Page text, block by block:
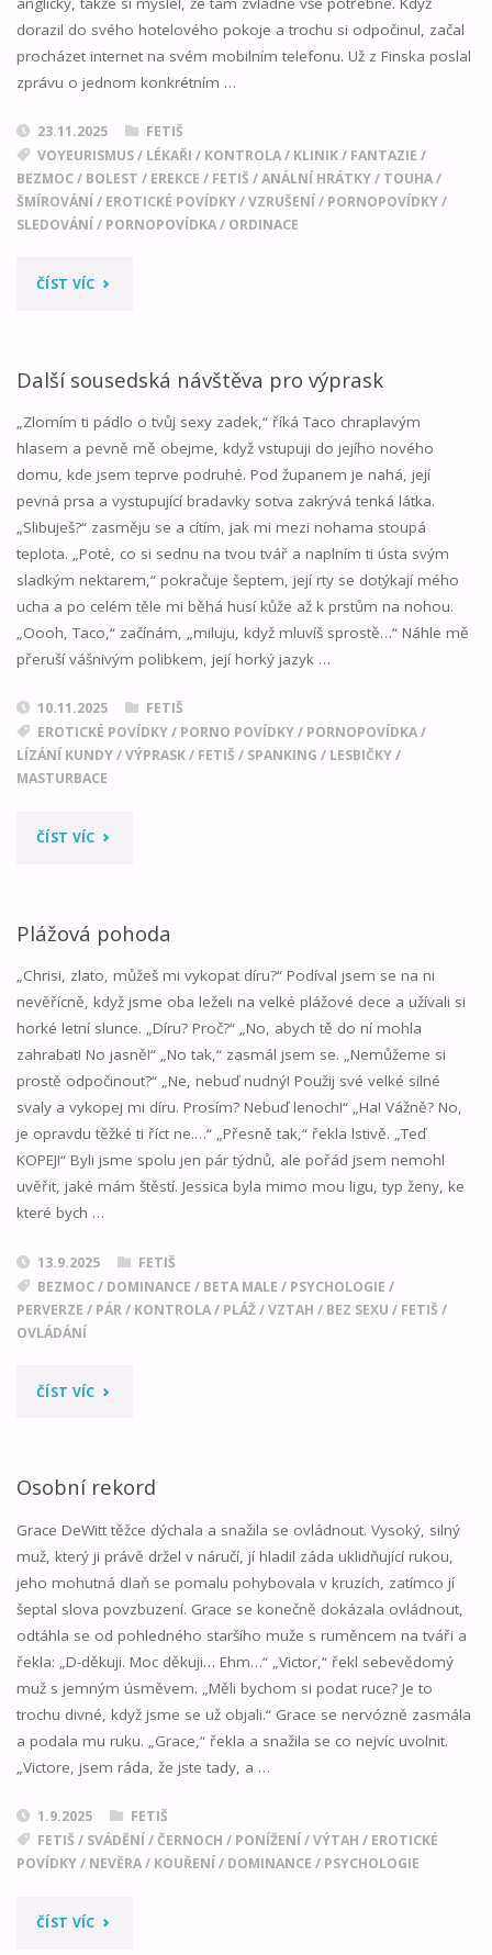
dorazil do svého hotelového pokoje a trochu si odpočinul, začal
procházet internet na svém mobilním telefonu. Už z Finska poslal
zprávu o jednom konkrétním …
23.11.2025
FETIŠ
VOYEURISMUS/ LÉKAŘI / KONTROLA/ KLINIK/ FANTAZIE /
BEZMOC/ BOLEST / EREKCE / FETIŠ /ANÁLNÍ HRÁTKY/ TOUHA/
ŠMÍROVÁNÍ / EROTICKÉ POVÍDKY/VZRUŠENÍ / PORNOPOVÍDKY/
SLEDOVÁNÍ / PORNOPOVÍDKA/ ORDINACE
ČÍST VÍC"BORDEL
Další sousedská návštěva pro výprask
„Zlomím ti pádlo o tvůj sexy zadek,“ říká Taco chraplavým
hlasem a pevně mě obejme, když vstupuji do jejího nového
domu, kde jsem teprve podruhé. Pod županem je nahá, její
pevná prsa a vystupující bradavky sotva zakrývá tenká látka.
„Slibuješ?“ zasměju se a cítím, jak mi mezi nohama stoupá
teplota. „Poté, co si sednu na tvou tvář a naplním ti ústa svým
sladkým nektarem,“ pokračuje šeptem, její rty se dotýkají mého
ucha a po celém těle mi běhá husí kůže až k prstům na nohou.
„Oooh, Taco,“ začínám, „miluju, když mluvíš sprostě…“ Náhle mě
přeruší vášnivým polibkem, její horký jazyk …
10.11.2025
FETIŠ
EROTICKÉ POVÍDKY/ PORNO POVÍDKY/ PORNOPOVÍDKA/
LÍZÁNÍ KUNDY/VÝPRASK/ FETIŠ / SPANKING / LESBIČKY/
MASTURBACE
ČÍST VÍC"DALŠÍ
NÁVŠTĚVA
VÝPRASK"
Plážová pohoda
„Chrisi, zlato, můžeš mi vykopat díru?“ Podíval jsem se na ni
nevěřícně, když jsme oba leželi na velké plážové dece a užívali si
horké letní slunce. „Díru? Proč?“ „No, abych tě do ní mohla
zahrabat! No jasně!“ „No tak,“ zasmál jsem se. „Nemůžeme si
prostě odpočinout?“ „Ne, nebuď nudný! Použij své velké silné
svaly a vykopej mi díru. Prosím? Nebuď lenoch!“ „Ha! Vážně? No,
je opravdu těžké ti říct ne.…“ „Přesně tak,“ řekla lstivě. „Teď
KOPEJ!“ Byli jsme spolu jen pár týdnů, ale pořád jsem nemohl
uvěřit, jaké mám štěstí. Jessica byla mimo mou ligu, typ ženy, ke
které bych …
13.9.2025
FETIŠ
BEZMOC/ DOMINANCE / BETA MALE / PSYCHOLOGIE /
PERVERZE / PÁR/ KONTROLA/ PLÁŽ/VZTAH / BEZ SEXU / FETIŠ /
OVLÁDÁNÍ
ČÍST VÍC"PLÁŽOVÁ
Osobní rekord
Grace DeWitt těžce dýchala a snažila se ovládnout. Vysoký, silný
muž, který ji právě držel v náručí, jí hladil záda uklidňující rukou,
jeho mohutná dlaň se pomalu pohybovala v kruzích, zatímco jí
šeptal slova povzbuzení. Grace se konečně dokázala ovládnout,
odtáhla se od pohledného staršího muže s ruměncem na tváři a
řekla: „D-děkuji. Moc děkuji… Ehm…“ „Victor,“ řekl sebevědomý
muž s jemným úsměvem. „Měli bychom si podat ruce? Je to
trochu divné, když jsme se už objali.“ Grace se nervózně zasmála
a podala mu ruku. „Grace,“ řekla a snažila se co nejvíc uvolnit.
„Victore, jsem ráda, že jste tady, a …
1.9.2025
FETIŠ
FETIŠ / SVÁDĚNÍ / ČERNOCH / PONÍŽENÍ /VÝTAH / EROTICKÉ
POVÍDKY/ NEVĚRA/ KOUŘENÍ / DOMINANCE / PSYCHOLOGIE
ČÍST VÍC"OSOBNÍ